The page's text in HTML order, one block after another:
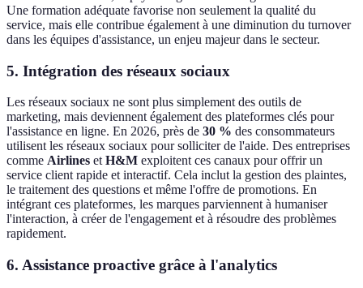
Une formation adéquate favorise non seulement la qualité du
service, mais elle contribue également à une diminution du turnover
dans les équipes d'assistance, un enjeu majeur dans le secteur.
5. Intégration des réseaux sociaux
Les réseaux sociaux ne sont plus simplement des outils de
marketing, mais deviennent également des plateformes clés pour
l'assistance en ligne. En 2026, près de 30 % des consommateurs
utilisent les réseaux sociaux pour solliciter de l'aide. Des entreprises
comme Airlines etH&M exploitent ces canaux pour offrir un
service client rapide et interactif. Cela inclut la gestion des plaintes,
le traitement des questions et même l'offre de promotions. En
intégrant ces plateformes, les marques parviennent à humaniser
l'interaction, à créer de l'engagement et à résoudre des problèmes
rapidement.
6. Assistance proactive grâce à l'analytics